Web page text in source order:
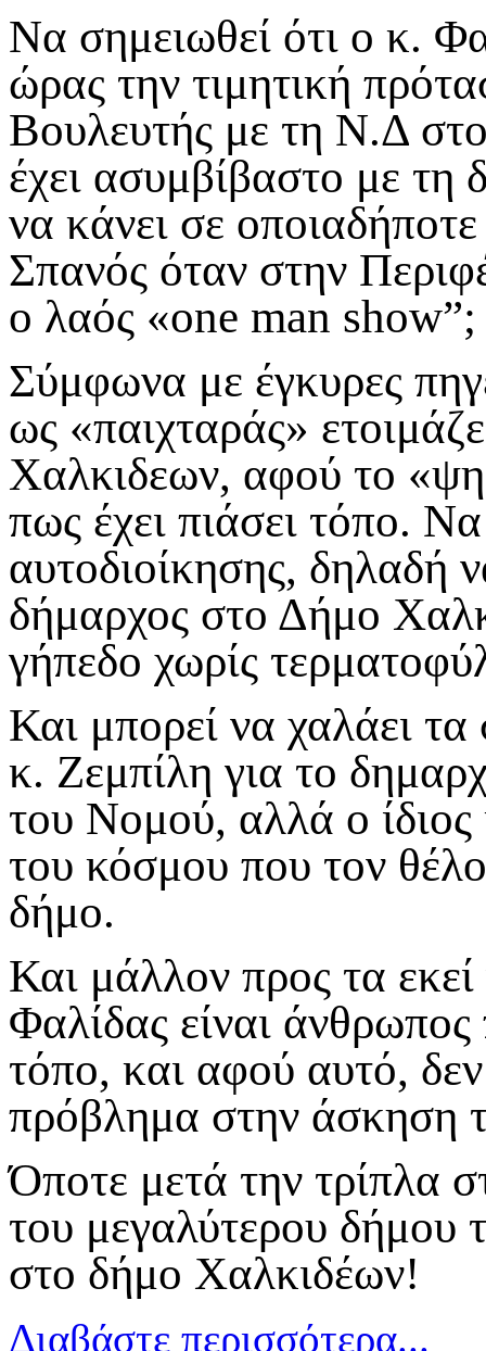
Να σημειωθεί ότι ο κ.
ώρας την τιμητική
Βουλευτής με τη Ν.Δ
έχει ασυμβίβαστο με τη
να κάνει σε
Σπανός όταν στην
ο λαός «one man show”;
Σύμφωνα με έγκυρες
ως «παιχταράς»
Χαλκιδεων, αφού το
πως έχει πιάσει τόπο.
αυτοδιοίκησης, δηλαδή
δήμαρχος στο Δήμο
γήπεδο χωρίς
Και μπορεί να χαλάει
κ. Ζεμπίλη για το
του Νομού, αλλά ο ίδιος
του κόσμου που τον
δήμο.
Και μάλλον προς τα
Φαλίδας είναι
τόπο, και αφού αυτό,
πρόβλημα στην άσκηση
Όποτε μετά την τρίπλα
του μεγαλύτερου δήμου
στο δήμο Χαλκιδέων!
Διαβάστε περισσότερα...